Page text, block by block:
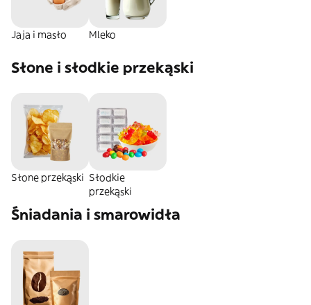
Jaja i masło Mleko
Słone i słodkie przekąski
Słone przekąski Słodkie
przekąski
Śniadania i smarowidła